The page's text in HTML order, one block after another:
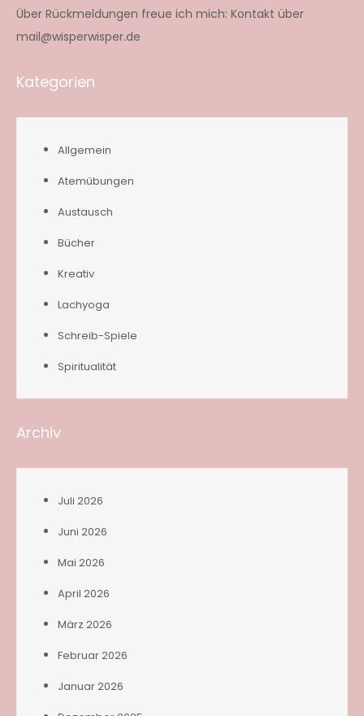
Über Rückmeldungen freue ich mich: Kontakt über
mail@wisperwisper.de
Kategorien
Allgemein
Atemübungen
Austausch
Bücher
Kreativ
Lachyoga
Schreib-Spiele
Spiritualität
Archiv
Juli 2026
Juni 2026
Mai 2026
April 2026
März 2026
Februar 2026
Januar 2026